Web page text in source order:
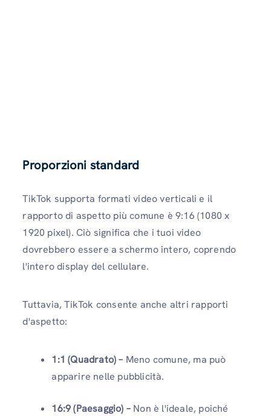
Proporzioni standard
TikTok supporta formati video verticali e il
rapporto di aspetto più comune è 9:16 (1080 x
1920 pixel). Ciò significa che i tuoi video
dovrebbero essere a schermo intero, coprendo
l'intero display del cellulare.
Tuttavia, TikTok consente anche altri rapporti
d'aspetto:
1:1 (Quadrato) – Meno comune, ma può
apparire nelle pubblicità.
16:9 (Paesaggio) – Non è l'ideale, poiché